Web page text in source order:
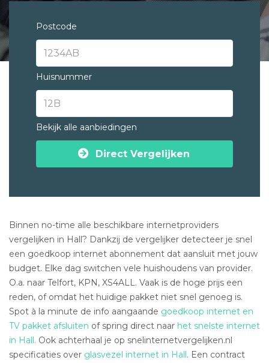
Postcode
Huisnummer
Bekijk alle aanbiedingen
Direct Vergelijken
Binnen no-time alle beschikbare internetproviders
vergelijken in Hall? Dankzij de vergelijker detecteer je snel
een goedkoop internet abonnement dat aansluit met jouw
budget. Elke dag switchen vele huishoudens van provider.
O.a. naar Telfort, KPN, XS4ALL. Vaak is de hoge prijs een
reden, of omdat het huidige pakket niet snel genoeg is.
Spot à la minute de info aangaande goedkoop internet en
TV pakket afsluiten of spring direct naar het snelste internet
in Hall. Ook achterhaal je op snelinternetvergelijken.nl
specificaties over glasvezel internet in Hall. Een contract